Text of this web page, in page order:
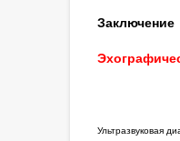
Заключение
Ультразвуковая